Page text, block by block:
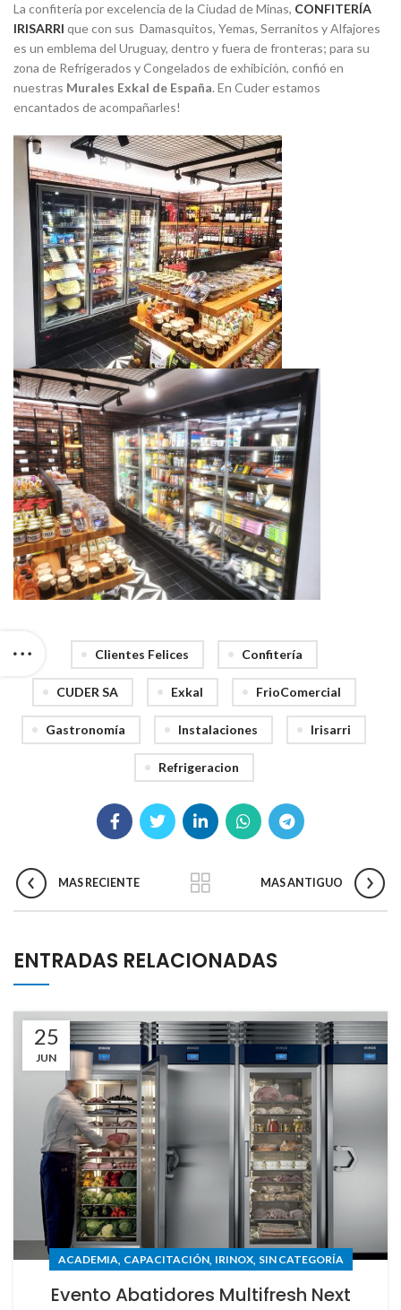
La confitería por excelencia de la Ciudad de Minas, CONFITERÍA
IRISARRI que con sus Damasquitos, Yemas, Serranitos y Alfajores
es un emblema del Uruguay, dentro y fuera de fronteras; para su
zona de Refrigerados y Congelados de exhibición, confió en
nuestras Murales Exkal de España. En Cuder estamos
encantados de acompañarles!
Clientes Felices Confitería
CUDER SA Exkal FrioComercial
Gastronomía Instalaciones Irisarri
Refrigeracion
MAS RECIENTE MAS ANTIGUO
ENTRADAS RELACIONADAS
25
JUN
ACADEMIA, CAPACITACIÓN, IRINOX, SIN CATEGORÍA
Evento Abatidores Multifresh Next